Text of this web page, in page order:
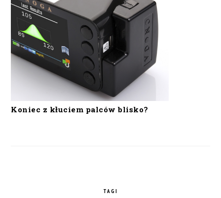
Koniec z kłuciem palców blisko?
TAGI